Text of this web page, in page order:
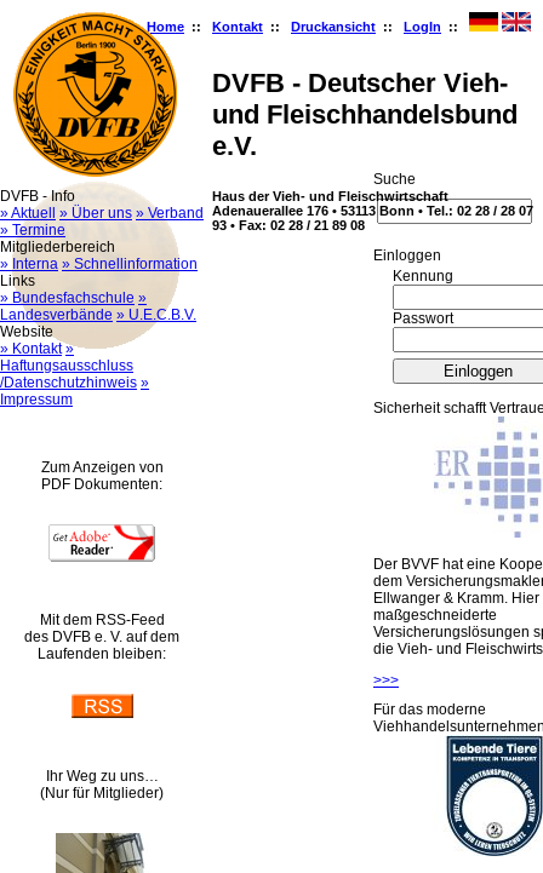
Home :: Kontakt :: Druckansicht :: LogIn ::
DVFB - Deutscher Vieh-
und Fleischhandelsbund
e.V.
Haus der Vieh- und Fleischwirtschaft
Adenauerallee 176 • 53113 Bonn • Tel.: 02 28 / 28 07
93 • Fax: 02 28 / 21 89 08
DVFB - Info
» Aktuell
» Über uns » Verband
» Termine
Mitgliederbereich
» Interna » Schnellinformation
Links
» Bundesfachschule »
Landesverbände » U.E.C.B.V.
Website
» Kontakt »
Haftungsausschluss
/Datenschutzhinweis »
Impressum
Zum Anzeigen von
PDF Dokumenten:
Mit dem RSS-Feed
des DVFB e. V. auf dem
Laufenden bleiben:
Ihr Weg zu uns…
(Nur für Mitglieder)
Suche
Ein­log­gen
Kennung
Passwort
Sicherheit schafft
Der BVVF hat eine
dem
Ellwanger & Kramm.
maßgeschneiderte
Versicherungslösungen
die Vieh- und
>>>
Für das moderne